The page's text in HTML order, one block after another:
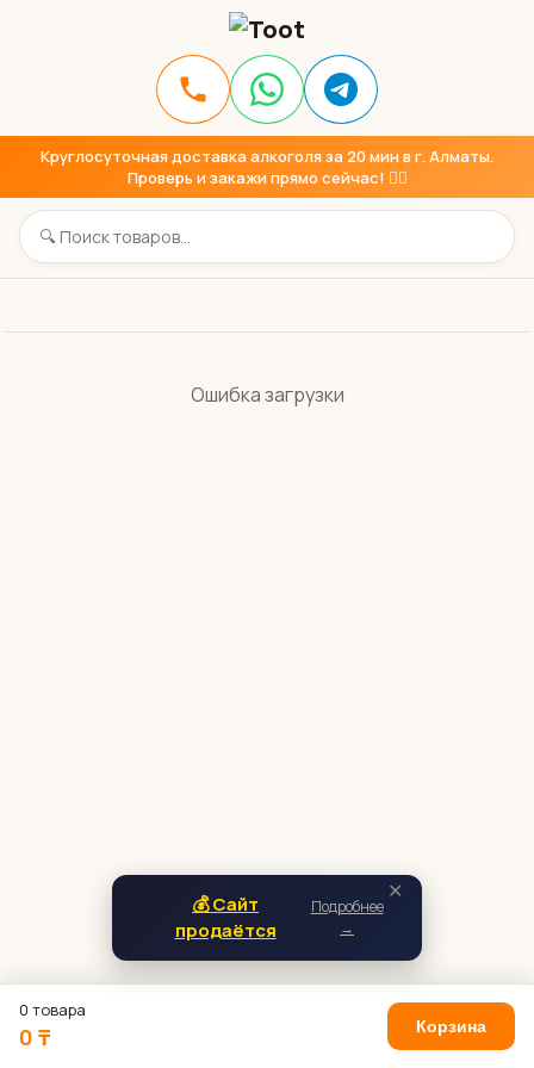
Круглосуточная доставка алкоголя за 20 мин в г. Алматы.
Проверь и закажи прямо сейчас! 👇🏼
Ошибка загрузки
✕
💰 Сайт
продаётся
Подробнее
→
0 товара
0 ₸ Корзина